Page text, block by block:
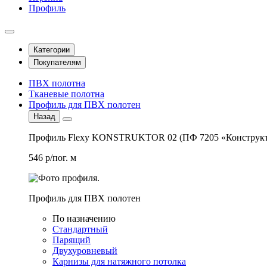
Профиль
Категории
Покупателям
ПВХ полотна
Тканевые полотна
Профиль для ПВХ полотен
Назад
Профиль Flexy KONSTRUKTOR 02 (ПФ 7205
546 р/пог. м
Профиль для ПВХ полотен
По назначению
Стандартный
Парящий
Двухуровневый
Карнизы для натяжного потолка